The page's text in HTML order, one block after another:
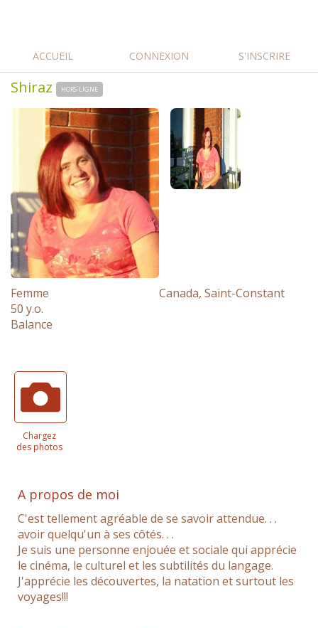
ACCUEIL CONNEXION S'INSCRIRE
Shiraz HORS-LIGNE
Femme
50 y.o.
Balance
Canada, Saint-Constant
Chargez
des photos
A propos de moi
C'est tellement agréable de se savoir attendue. . .
avoir quelqu'un à ses côtés. . .
Je suis une personne enjouée et sociale qui apprécie
le cinéma, le culturel et les subtilités du langage.
J'apprécie les découvertes, la natation et surtout les
voyages!!!